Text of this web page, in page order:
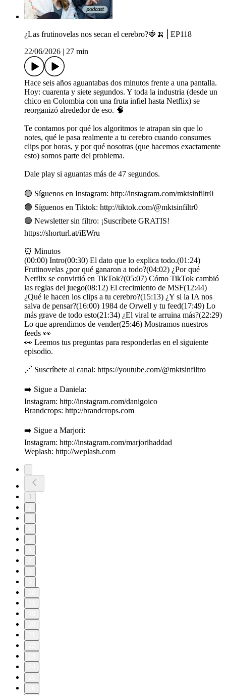
¿Las frutinovelas nos secan el cerebro?🍓🍌⎪EP118
22/06/2026
27 min
Hace seis años aguantabas dos minutos frente a una pantalla.
Hoy: cuarenta y siete segundos. Y toda la industria (desde un
chico en Colombia con una fruta infiel hasta Netflix) se
reorganizó alrededor de eso. 🧠
Te contamos por qué los algoritmos te atrapan sin que lo
notes, qué le pasa realmente a tu cerebro cuando consumes
clips por horas, y por qué nosotras (que hacemos exactamente
esto) somos parte del problema.
Dale play si aguantas más de 47 segundos.
🟢 Síguenos en Instagram: http://instagram.com/mktsinfiltr0
🟢 Síguenos en Tiktok: http://tiktok.com/@mktsinfiltr0
🟢 Newsletter sin filtro: ¡Suscríbete GRATIS!
https://shorturl.at/iEWru
⏰ Minutos
(00:00) Intro(00:30) El dato que lo explica todo.(01:24)
Frutinovelas ¿por qué ganaron a todo?(04:02) ¿Por qué
Netflix se convirtió en TikTok?(05:07) Cómo TikTok cambió
las reglas del juego(08:12) El crecimiento de MSF(12:44)
¿Qué le hacen los clips a tu cerebro?(15:13) ¿Y si la IA nos
salva de pensar?(16:00) 1984 de Orwell y tu feed(17:49) Lo
más grave de todo esto(21:34) ¿El viral te arruina más?(22:29)
Lo que aprendimos de vender(25:46) Mostramos nuestros
feeds 👀
👀 Leemos tus preguntas para responderlas en el siguiente
episodio.
🔗 Suscríbete al canal: https://youtube.com/@mktsinfiltro
➡️ Sigue a Daniela:
Instagram: http://instagram.com/danigoico
Brandcrops: http://brandcrops.com
➡️ Sigue a Marjori:
Instagram: http://instagram.com/marjorihaddad
Weplash: http://weplash.com
1